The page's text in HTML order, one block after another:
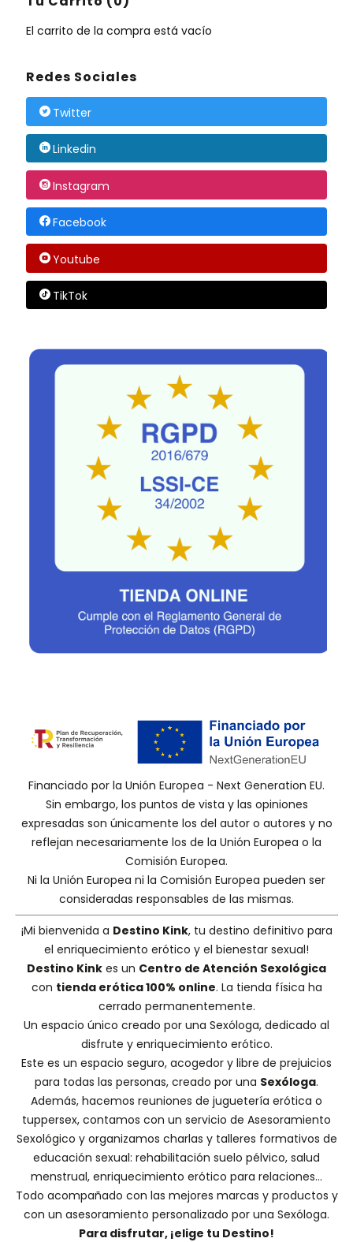
El carrito de la compra está vacío
Redes Sociales
Twitter
Linkedin
Instagram
Facebook
Youtube
TikTok
Financiado por la Unión Europea - Next Generation EU.
Sin embargo, los puntos de vista y las opiniones
expresadas son únicamente los del autor o autores y no
reflejan necesariamente los de la Unión Europea o la
Comisión Europea.
Ni la Unión Europea ni la Comisión Europea pueden ser
consideradas responsables de las mismas.
¡Mi bienvenida a Destino Kink, tu destino definitivo para
el enriquecimiento erótico y el bienestar sexual!
Destino Kink es un Centro de Atención Sexológica
con tienda erótica 100% online. La tienda física ha
cerrado permanentemente.
Un espacio único creado por una Sexóloga, dedicado al
disfrute y enriquecimiento erótico.
Este es un espacio seguro, acogedor y libre de prejuicios
para todas las personas, creado por una Sexóloga.
Además, hacemos reuniones de juguetería erótica o
tuppersex, contamos con un servicio de Asesoramiento
Sexológico y organizamos charlas y talleres formativos de
educación sexual: rehabilitación suelo pélvico, salud
menstrual, enriquecimiento erótico para relaciones...
Todo acompañado con las mejores marcas y productos y
con un asesoramiento personalizado por una Sexóloga.
Para disfrutar, ¡elige tu Destino!